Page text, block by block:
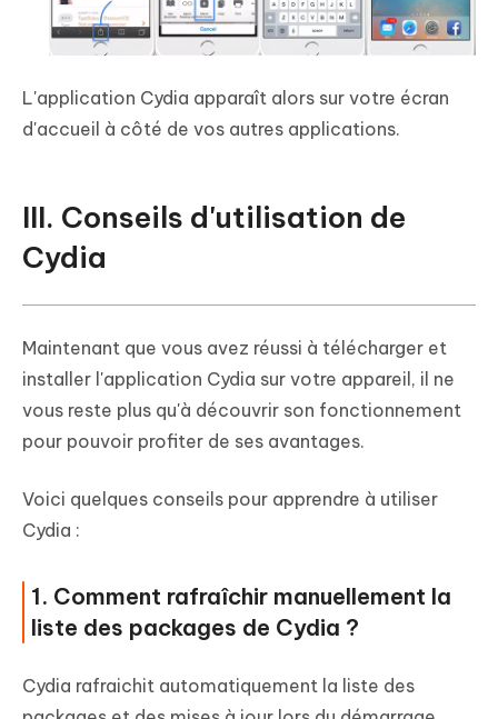
L'application Cydia apparaît alors sur votre écran
d'accueil à côté de vos autres applications.
III. Conseils d'utilisation de
Cydia
Maintenant que vous avez réussi à télécharger et
installer l'application Cydia sur votre appareil, il ne
vous reste plus qu'à découvrir son fonctionnement
pour pouvoir profiter de ses avantages.
Voici quelques conseils pour apprendre à utiliser
Cydia :
1. Comment rafraîchir manuellement la
liste des packages de Cydia ?
Cydia rafraichit automatiquement la liste des